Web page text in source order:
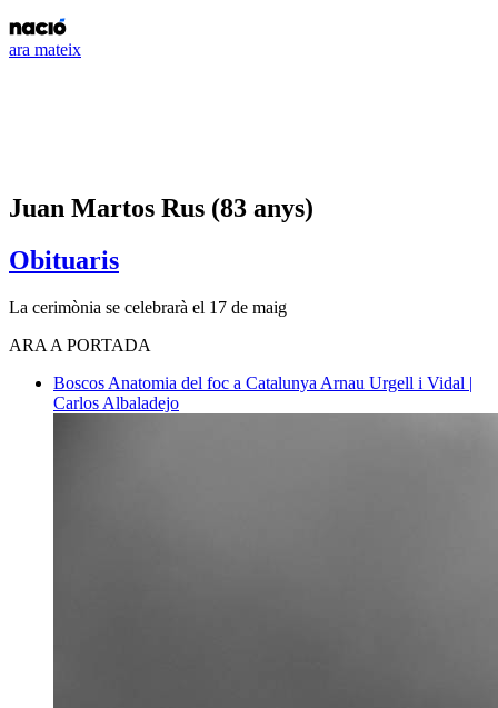
ara mateix
Juan Martos Rus (83 anys)
Obituaris
La cerimònia se celebrarà el 17 de maig
ARA A PORTADA
Boscos Anatomia del foc a Catalunya Arnau Urgell i Vidal |
Carlos Albaladejo